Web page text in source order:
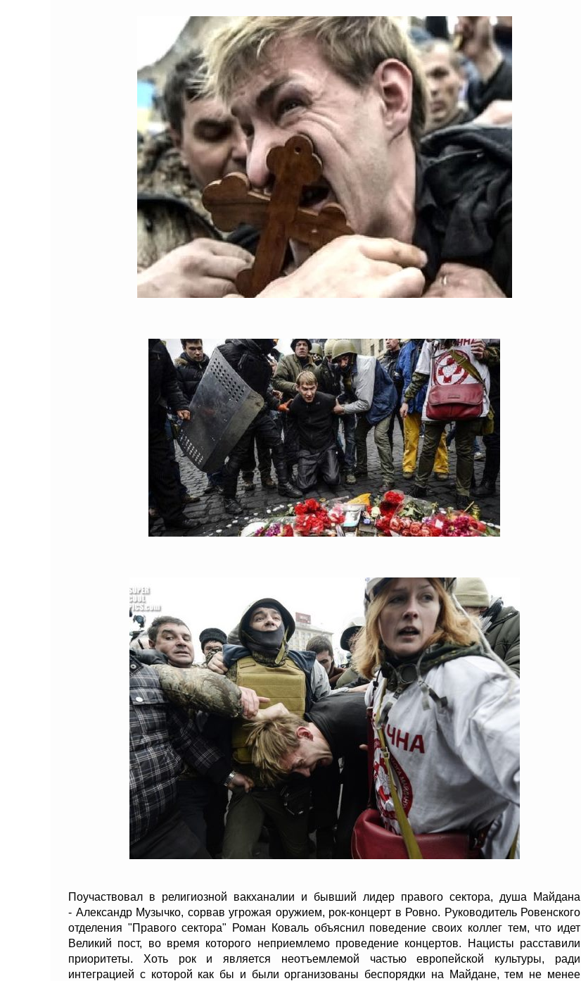
Поучаствовал в религиозной вакханалии и бывший лидер правого сектора, душа Майдана
- Александр Музычко, сорвав угрожая оружием, рок-концерт в Ровно. Руководитель Ровенского
отделения "Правого сектора" Роман Коваль объяснил поведение своих коллег тем, что идет
Великий пост, во время которого неприемлемо проведение концертов. Нацисты расставили
приоритеты. Хоть рок и является неотъемлемой частью европейской культуры, ради
интеграцией с которой как бы и были организованы беспорядки на Майдане, тем не менее